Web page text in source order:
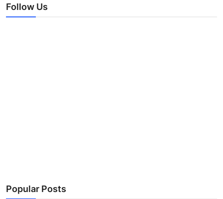
Follow Us
Popular Posts